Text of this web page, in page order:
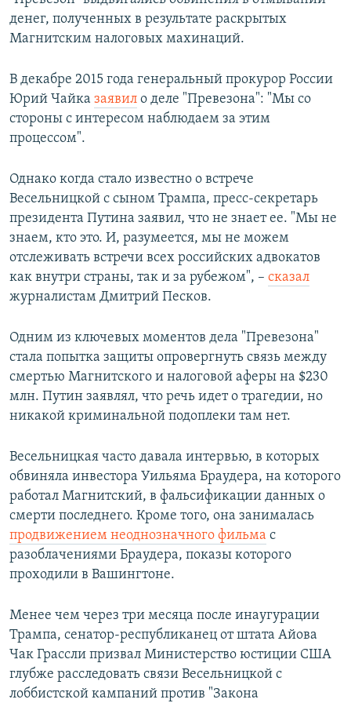
денег, полученных в результате раскрытых
Магнитским налоговых махинаций.
В декабре 2015 года генеральный прокурор России
Юрий Чайка заявил о деле "Превезона": "Мы со
стороны с интересом наблюдаем за этим
процессом".
Однако когда стало известно о встрече
Весельницкой с сыном Трампа, пресс-секретарь
президента Путина заявил, что не знает ее. "Мы не
знаем, кто это. И, разумеется, мы не можем
отслеживать встречи всех российских адвокатов
как внутри страны, так и за рубежом", – сказал
журналистам Дмитрий Песков.
Одним из ключевых моментов дела "Превезона"
стала попытка защиты опровергнуть связь между
смертью Магнитского и налоговой аферы на $230
млн. Путин заявлял, что речь идет о трагедии, но
никакой криминальной подоплеки там нет.
Весельницкая часто давала интервью, в которых
обвиняла инвестора Уильяма Браудера, на которого
работал Магнитский, в фальсификации данных о
смерти последнего. Кроме того, она занималась
продвижением неоднозначного фильма с
разоблачениями Браудера, показы которого
проходили в Вашингтоне.
Менее чем через три месяца после инаугурации
Трампа, сенатор-республиканец от штата Айова
Чак Грассли призвал Министерство юстиции США
глубже расследовать связи Весельницкой с
лоббистской кампаний против "Закона